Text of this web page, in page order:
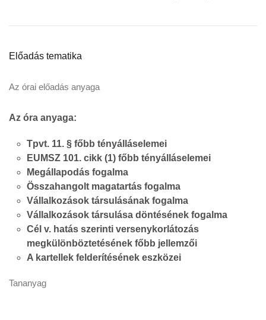
Előadás tematika
Az órai előadás anyaga
Az óra anyaga:
Tpvt. 11. § főbb tényálláselemei
EUMSZ 101. cikk (1) főbb tényálláselemei
Megállapodás fogalma
Összahangolt magatartás fogalma
Vállalkozások társulásának fogalma
Vállalkozások társulása döntésének fogalma
Cél v. hatás szerinti versenykorlátozás
megkülönböztetésének főbb jellemzői
A kartellek felderítésének eszközei
Tananyag